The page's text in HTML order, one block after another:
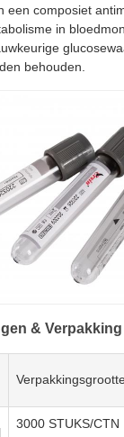
een composiet
in
behouden.
& Verpakking
3000 STUKS/CTN